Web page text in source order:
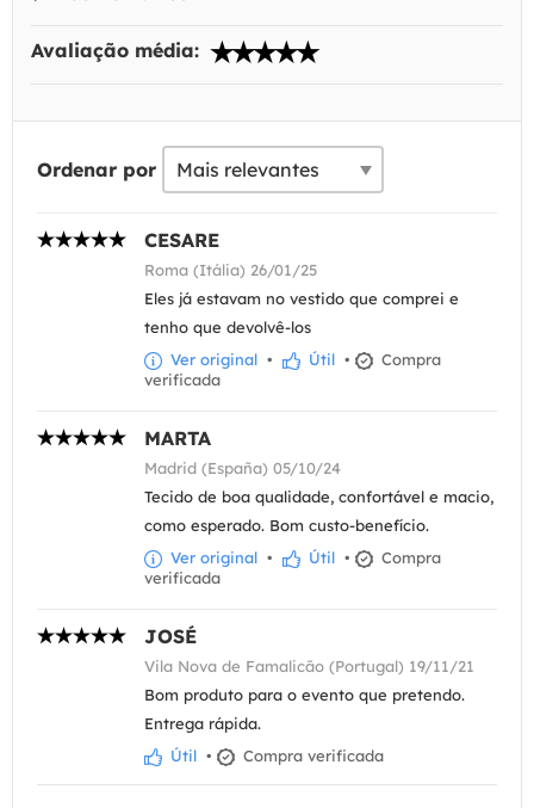
Avaliação média:
Ordenar por
CESARE
Roma (Itália) 26/01/25
Eles já estavam no vestido que comprei e
tenho que devolvê-los
Ver original • Útil •
Compra
verificada
MARTA
Madrid (España) 05/10/24
Tecido de boa qualidade, confortável e macio,
como esperado. Bom custo-benefício.
Ver original • Útil •
Compra
verificada
JOSÉ
Vila Nova de Famalicão (Portugal) 19/11/21
Bom produto para o evento que pretendo.
Entrega rápida.
Útil • Compra verificada